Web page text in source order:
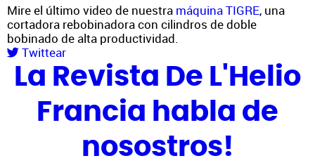
Mire el último video de nuestra máquina TIGRE, una
cortadora rebobinadora con cilindros de doble
bobinado de alta productividad.
Twittear
La Revista De L'Helio
Francia habla de
nosostros!